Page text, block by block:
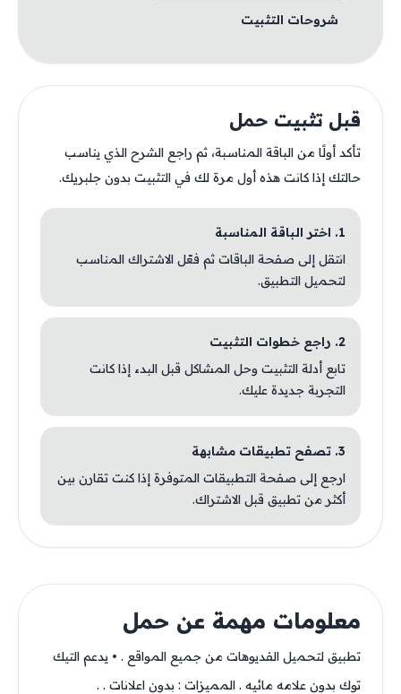
شروحات التثبيت
قبل تثبيت حمل
تأكد أولًا من الباقة المناسبة، ثم راجع الشرح الذي يناسب
حالتك إذا كانت هذه أول مرة لك في التثبيت بدون جلبريك.
1. اختر الباقة المناسبة
انتقل إلى صفحة الباقات ثم فعّل الاشتراك المناسب
لتحميل التطبيق.
2. راجع خطوات التثبيت
تابع أدلة التثبيت وحل المشاكل قبل البدء إذا كانت
التجربة جديدة عليك.
3. تصفح تطبيقات مشابهة
ارجع إلى صفحة التطبيقات المتوفرة إذا كنت تقارن بين
أكثر من تطبيق قبل الاشتراك.
معلومات مهمة عن حمل
تطبيق لتحميل الفديوهات من جميع المواقع . • يدعم التيك
توك بدون علامه مائيه . المميزات : بدون اعلانات . .